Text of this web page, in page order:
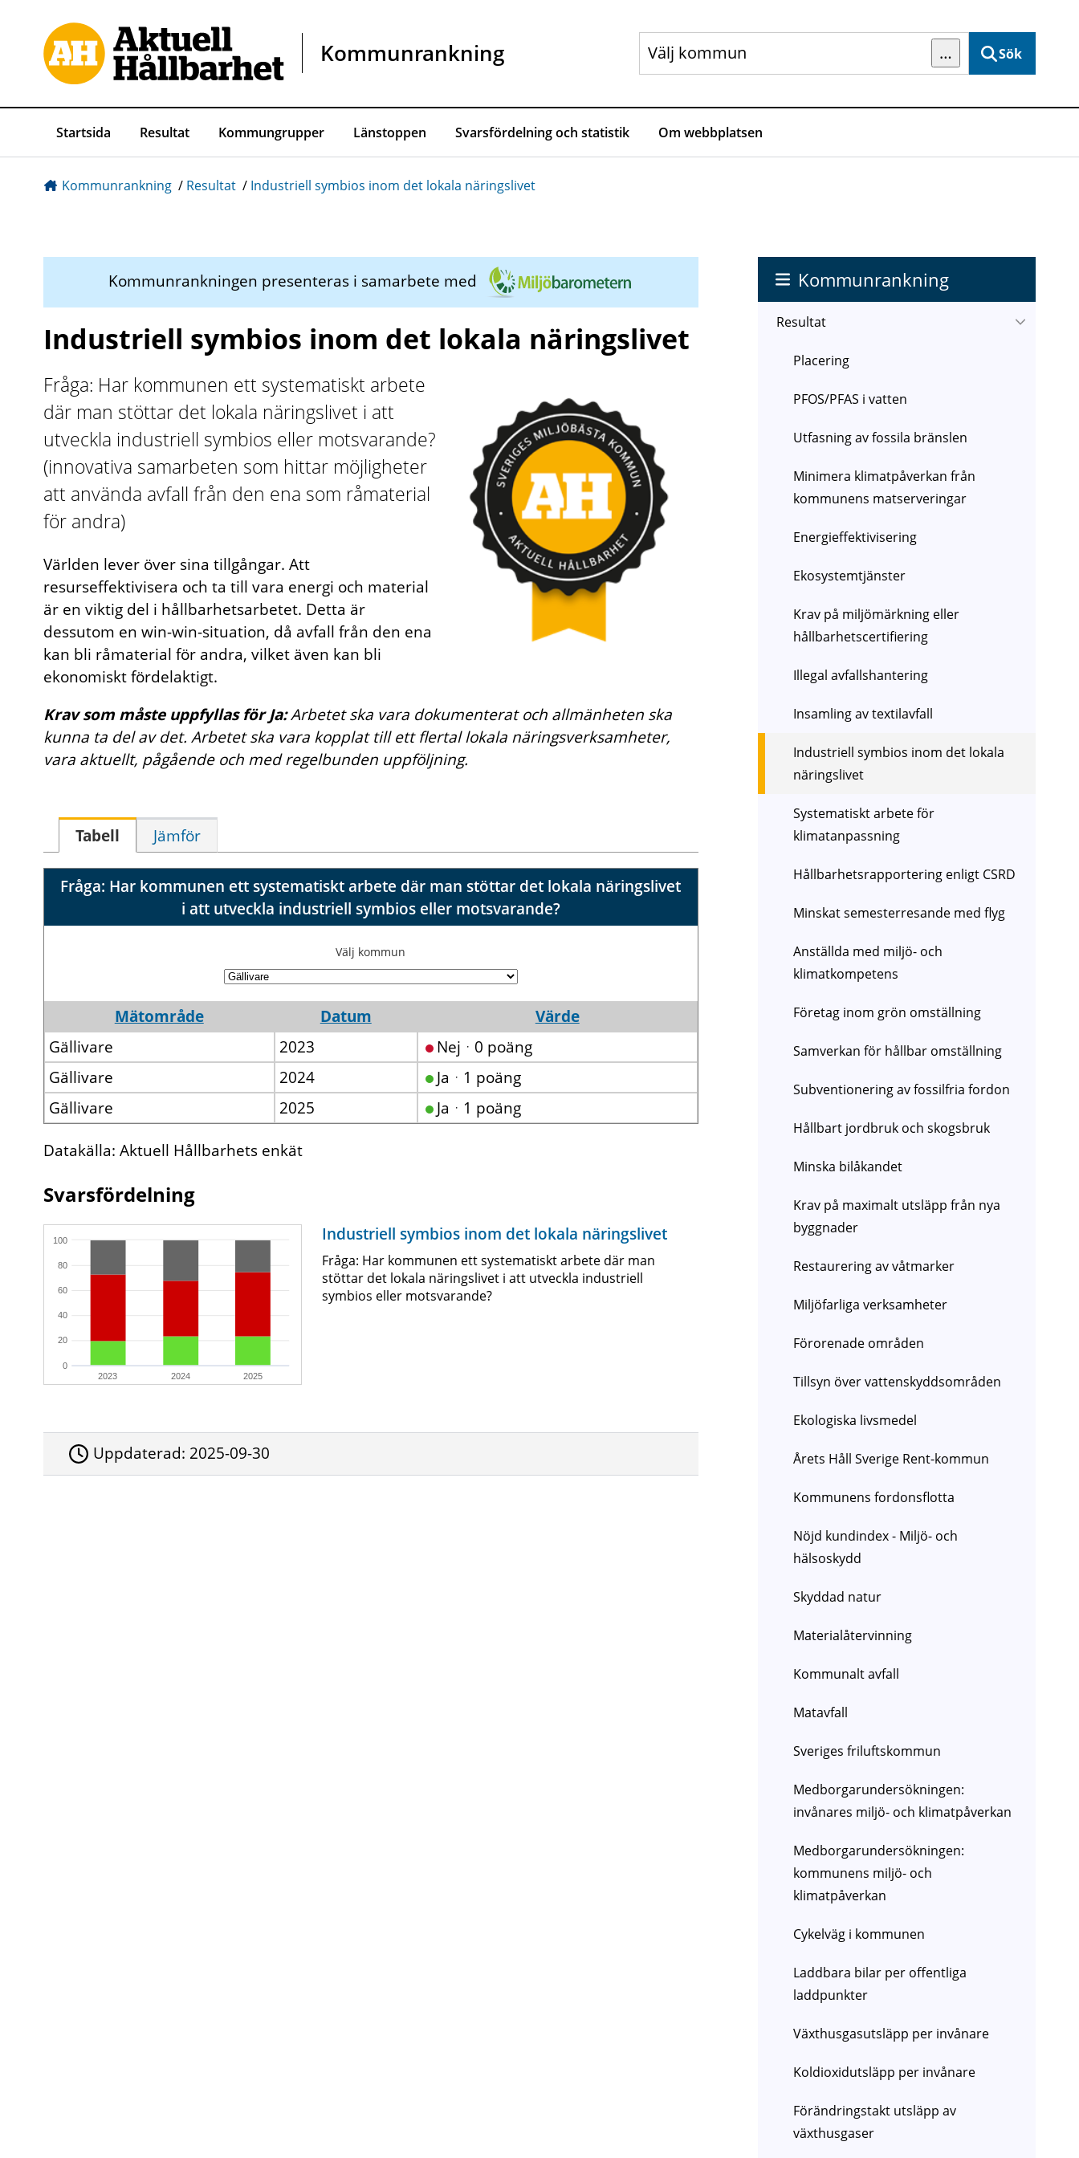
Kommunrankning … Sök
Startsida Resultat Kommungrupper Länstoppen Svarsfördelning och statistik Om webbplatsen
Kommunrankning / Resultat / Industriell symbios inom det lokala näringslivet
Kommunrankningen presenteras i samarbete med
Industriell symbios inom det lokala näringslivet
Fråga: Har kommunen ett systematiskt arbete
där man stöttar det lokala näringslivet i att
utveckla industriell symbios eller motsvarande?
(innovativa samarbeten som hittar möjligheter
att använda avfall från den ena som råmaterial
för andra)
Världen lever över sina tillgångar. Att
resurseffektivisera och ta till vara energi och material
är en viktig del i hållbarhetsarbetet. Detta är
dessutom en win-win-situation, då avfall från den ena
kan bli råmaterial för andra, vilket även kan bli
ekonomiskt fördelaktigt.
Krav som måste uppfyllas för Ja: Arbetet ska vara dokumenterat och allmänheten ska
kunna ta del av det. Arbetet ska vara kopplat till ett flertal lokala näringsverksamheter,
vara aktuellt, pågående och med regelbunden uppföljning.
Tabell Jämför
Fråga: Har kommunen ett systematiskt arbete där man stöttar det lokala näringslivet
i att utveckla industriell symbios eller motsvarande?
Välj kommun
Mätområde Datum
Värde
Gällivare
2023
Nejᆞ0 poäng
Gällivare
2024
Jaᆞ1 poäng
Gällivare
2025 Jaᆞ1 poäng
Datakälla: Aktuell Hållbarhets enkät
Svarsfördelning
2023 2024 2025
0
20
40
60
80
100 Industriell symbios inom det lokala näringslivet
Fråga: Har kommunen ett systematiskt arbete där man
stöttar det lokala näringslivet i att utveckla industriell
symbios eller motsvarande?
Uppdaterad: 2025-09-30
Kommunrankning
Resultat
Placering
PFOS/PFAS i vatten
Utfasning av fossila bränslen
Minimera klimatpåverkan från
kommunens matserveringar
Energieffektivisering
Ekosystemtjänster
Krav på miljömärkning eller
hållbarhetscertifiering
Illegal avfallshantering
Insamling av textilavfall
Industriell symbios inom det lokala
näringslivet
Systematiskt arbete för
klimatanpassning
Hållbarhetsrapportering enligt CSRD
Minskat semesterresande med flyg
Anställda med miljö- och
klimatkompetens
Företag inom grön omställning
Samverkan för hållbar omställning
Subventionering av fossilfria fordon
Hållbart jordbruk och skogsbruk
Minska bilåkandet
Krav på maximalt utsläpp från nya
byggnader
Restaurering av våtmarker
Miljöfarliga verksamheter
Förorenade områden
Tillsyn över vattenskyddsområden
Ekologiska livsmedel
Årets Håll Sverige Rent-kommun
Kommunens fordonsflotta
Nöjd kundindex - Miljö- och
hälsoskydd
Skyddad natur
Materialåtervinning
Kommunalt avfall
Matavfall
Sveriges friluftskommun
Medborgarundersökningen:
invånares miljö- och klimatpåverkan
Medborgarundersökningen:
kommunens miljö- och
klimatpåverkan
Cykelväg i kommunen
Laddbara bilar per offentliga
laddpunkter
Växthusgasutsläpp per invånare
Koldioxidutsläpp per invånare
Förändringstakt utsläpp av
växthusgaser